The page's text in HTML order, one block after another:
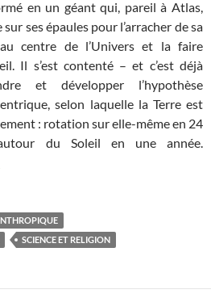
en un géant qui, pareil à Atlas,
ses épaules pour l’arracher de sa
centre de l’Univers et la faire
Il s’est contenté – et c’est déjà
et développer l’hypothèse
selon laquelle la Terre est
: rotation sur elle-même en 24
du Soleil en une année.
méfaits du finalisme cosmologique
SCIENCE ET RELIGION